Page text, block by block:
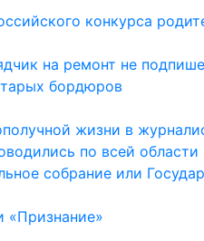
конкурса
на ремонт не
бордюров
жизни в
по всей
собрание или
«Признание»